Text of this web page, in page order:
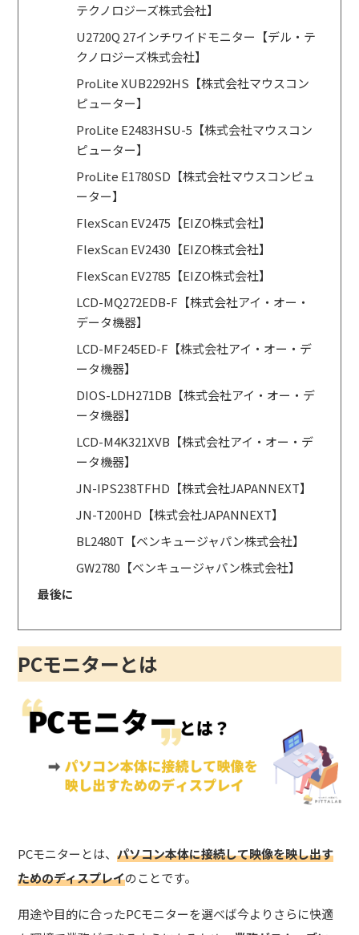
テクノロジーズ株式会社】
U2720Q 27インチワイドモニター【デル・テ
クノロジーズ株式会社】
ProLite XUB2292HS【株式会社マウスコン
ピューター】
ProLite E2483HSU-5【株式会社マウスコン
ピューター】
ProLite E1780SD【株式会社マウスコンピュ
ーター】
FlexScan EV2475【EIZO株式会社】
FlexScan EV2430【EIZO株式会社】
FlexScan EV2785【EIZO株式会社】
LCD-MQ272EDB-F【株式会社アイ・オー・
データ機器】
LCD-MF245ED-F【株式会社アイ・オー・デ
ータ機器】
DIOS-LDH271DB【株式会社アイ・オー・デ
ータ機器】
LCD-M4K321XVB【株式会社アイ・オー・デ
ータ機器】
JN-IPS238TFHD【株式会社JAPANNEXT】
JN-T200HD【株式会社JAPANNEXT】
BL2480T【ベンキュージャパン株式会社】
GW2780【ベンキュージャパン株式会社】
最後に
PCモニターとは
PCモニターとは、パソコン本体に接続して映像を映し出す
ためのディスプレイのことです。
用途や目的に合ったPCモニターを選べば今よりさらに快適